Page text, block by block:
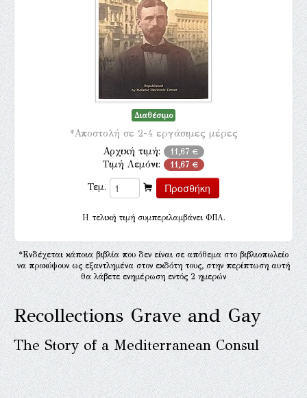
Διαθέσιμο
*Αποστολή σε 2-4 εργάσιμες μέρες
Αρχική τιμή: 11,67 €
Τιμή Λεμόνι: 11,67 €
Τεμ.
H τελική τιμή συμπεριλαμβάνει ΦΠΑ.
*Ενδέχεται κάποια βιβλία που δεν είναι σε απόθεμα στο βιβλιοπωλείο
να προκύψουν ως εξαντλημένα στον εκδότη τους, στην περίπτωση αυτή
θα λάβετε ενημέρωση εντός 2 ημερών
Recollections Grave and Gay
The Story of a Mediterranean Consul